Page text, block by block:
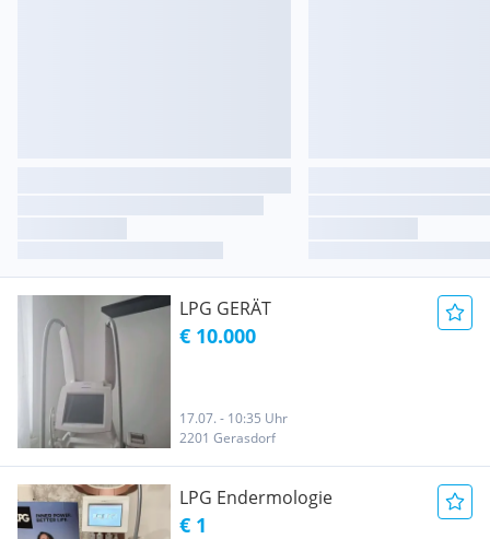
LPG GERÄT
€ 10.000
17.07. - 10:35 Uhr
2201 Gerasdorf
LPG Endermologie
€ 1